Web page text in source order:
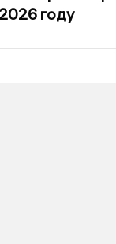
году